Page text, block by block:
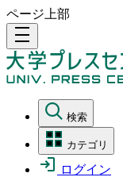
ページ上部
density_medium
検索
カテゴリ
ログイン